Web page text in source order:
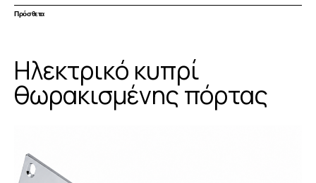
Πρόσθετα
Ηλεκτρικό κυπρί
θωρακισμένης πόρτας